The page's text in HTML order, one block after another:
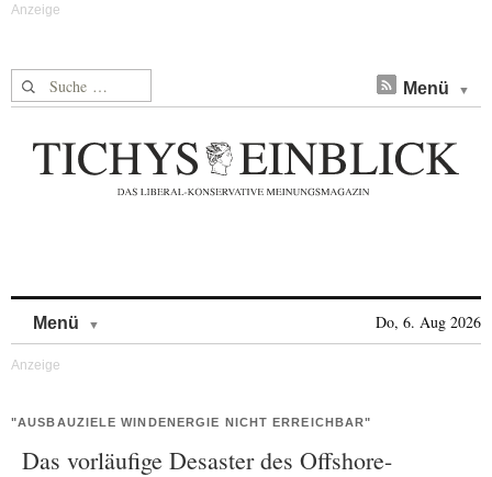
Suche nach: Menü
Menü Do, 6. Aug 2026
"AUSBAUZIELE WINDENERGIE NICHT ERREICHBAR"
Das vorläufige Desaster des Offshore-